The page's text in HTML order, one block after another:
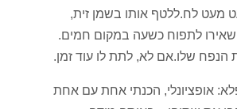
מעט לח.ללטף אותו בשמן זית,
לתפוח כשעה במקום חמים.
הנפח שלו.אם לא, לתת לו עוד זמן.
אופציונלי, הכנתי אחת עם אחת